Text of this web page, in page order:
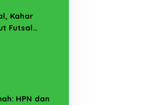
Kahar
Futsal
HPN dan